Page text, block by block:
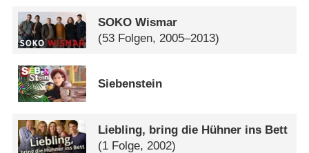
SOKO Wismar
(53 Folgen, 2005–2013)
Siebenstein
Liebling, bring die Hühner ins Bett
(1 Folge, 2002)